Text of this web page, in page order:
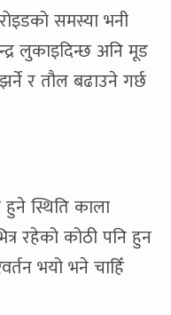
समस्या भनी
लुकाइदिन्छ अनि मूड
र तौल बढाउने गर्छ
स्थिति काला
रहेको कोठी पनि हुन
भयो भने चाहिँ